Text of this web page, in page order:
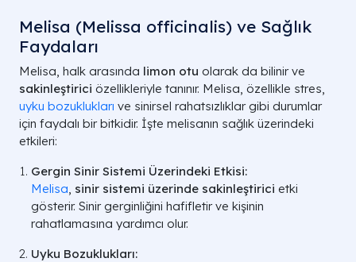
Melisa (Melissa officinalis) ve Sağlık
Faydaları
Melisa, halk arasında limon otu olarak da bilinir ve
sakinleştirici özellikleriyle tanınır. Melisa, özellikle stres,
uyku bozuklukları ve sinirsel rahatsızlıklar gibi durumlar
için faydalı bir bitkidir. İşte melisanın sağlık üzerindeki
etkileri:
Gergin Sinir Sistemi Üzerindeki Etkisi:
Melisa, sinir sistemi üzerinde sakinleştirici etki
gösterir. Sinir gerginliğini hafifletir ve kişinin
rahatlamasına yardımcı olur.
Uyku Bozuklukları: